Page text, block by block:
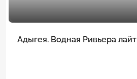
Адыгея. Водная Ривьера лайт